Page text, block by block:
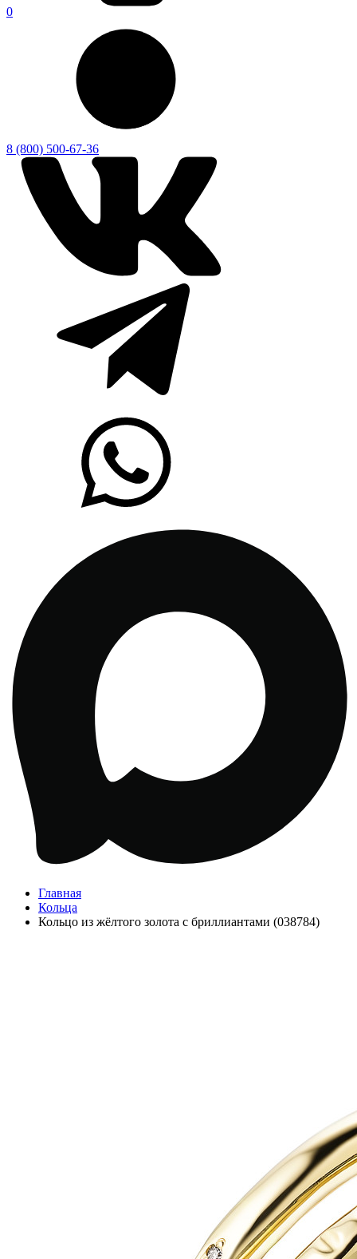
0
8 (800) 500-67-36
Главная
Кольца
Кольцо из жёлтого золота с бриллиантами (038784)